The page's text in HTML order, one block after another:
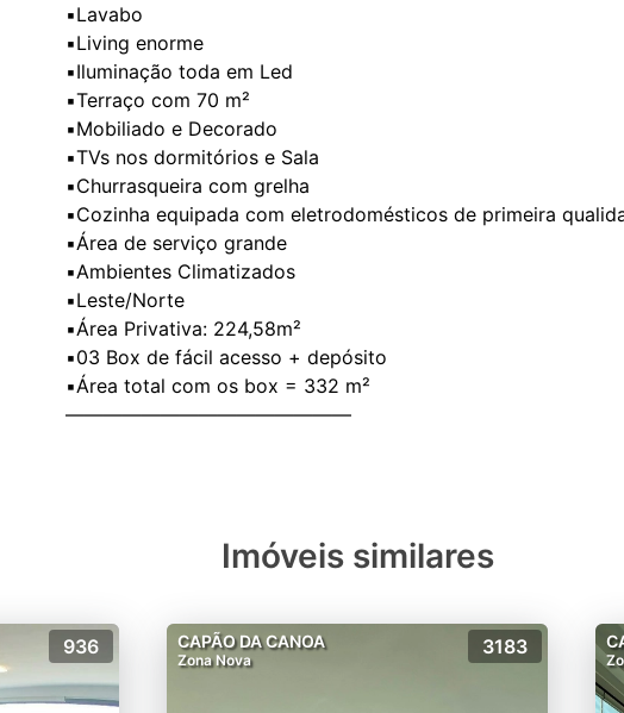
▪️Lavabo
▪️Living enorme
▪️Iluminação toda em Led
▪️Terraço com 70 m²
▪️Mobiliado e Decorado
▪️TVs nos dormitórios e Sala
▪️Churrasqueira com grelha
▪️Cozinha equipada com eletrodomésticos de primeira
▪️Área de serviço grande
▪️Ambientes Climatizados
▪️Leste/Norte
▪️Área Privativa: 224,58m²
▪️03 Box de fácil acesso + depósito
▪️Área total com os box = 332 m²
———————————————
Imóveis similares
936 CAPÃO DA CANOA
Zona Nova
3183